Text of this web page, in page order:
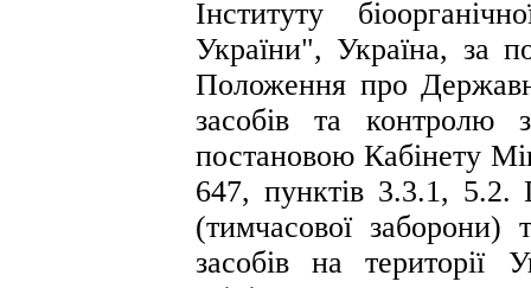
Інституту
України", Україна, за
Положення про
засобів та контролю
постановою Кабінету
647, пунктів 3.3.1, 5.2.
(тимчасової заборони)
засобів на території